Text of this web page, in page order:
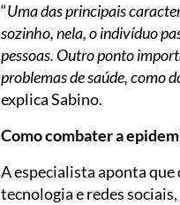
“Uma das principais
sozinho, nela, o indivíduo
pessoas. Outro ponto
problemas de saúde, como
explica Sabino.
Como combater a
A especialista aponta
tecnologia e redes